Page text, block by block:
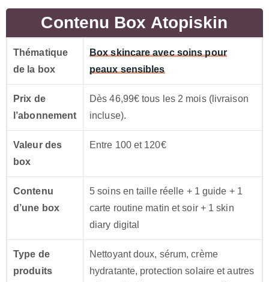
Contenu Box Atopiskin
Thématique
de la box
Box skincare avec soins pour
peaux sensibles
Prix de
l’abonnement
Dès 46,99€ tous les 2 mois (livraison
incluse).
Valeur des
box
Entre 100 et 120€
Contenu
d’une box
5 soins en taille réelle + 1 guide + 1
carte routine matin et soir + 1 skin
diary digital
Type de
produits
Nettoyant doux, sérum, crème
hydratante, protection solaire et autres